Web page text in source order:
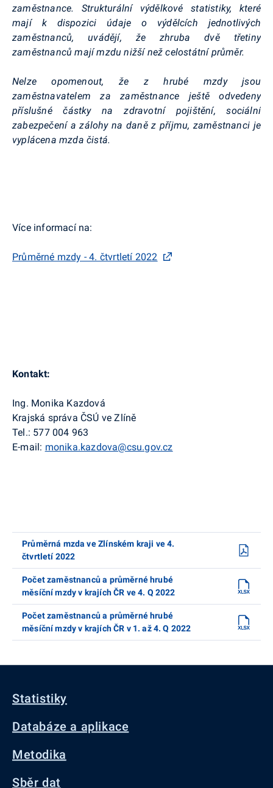
zaměstnance. Strukturální výdělkové statistiky, které
mají k dispozici údaje o výdělcích jednotlivých
zaměstnanců, uvádějí, že zhruba dvě třetiny
zaměstnanců mají mzdu nižší než celostátní průměr.
Nelze opomenout, že z hrubé mzdy jsou
zaměstnavatelem za zaměstnance ještě odvedeny
příslušné částky na zdravotní pojištění, sociální
zabezpečení a zálohy na daně z příjmu, zaměstnanci je
vyplácena mzda čistá.
Více informací na:
Průměrné mzdy - 4. čtvrtletí 2022
Kontakt:
Ing. Monika Kazdová
Krajská správa ČSÚ ve Zlíně
Tel.: 577 004 963
E-mail: monika.kazdova@csu.gov.cz
Průměrná mzda ve Zlínském kraji ve 4.
čtvrtletí 2022
Počet zaměstnanců a průměrné hrubé
měsíční mzdy v krajích ČR ve 4. Q 2022
Počet zaměstnanců a průměrné hrubé
měsíční mzdy v krajích ČR v 1. až 4. Q 2022
Statistiky
Databáze a aplikace
Metodika
Sběr dat